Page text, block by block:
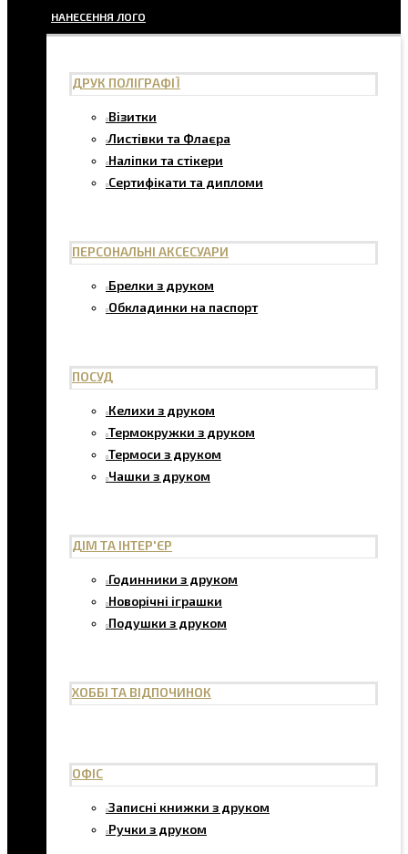
НАНЕСЕННЯ ЛОГО
ДРУК ПОЛІГРАФІЇ
Візитки
Листівки та Флаєра
Наліпки та стікери
Сертифікати та дипломи
ПЕРСОНАЛЬНІ АКСЕСУАРИ
Брелки з друком
Обкладинки на паспорт
ПОСУД
Келихи з друком
Термокружки з друком
Термоси з друком
Чашки з друком
ДІМ ТА ІНТЕР'ЄР
Годинники з друком
Новорічні іграшки
Подушки з друком
ХОББІ ТА ВІДПОЧИНОК
ОФІС
Записні книжки з друком
Ручки з друком